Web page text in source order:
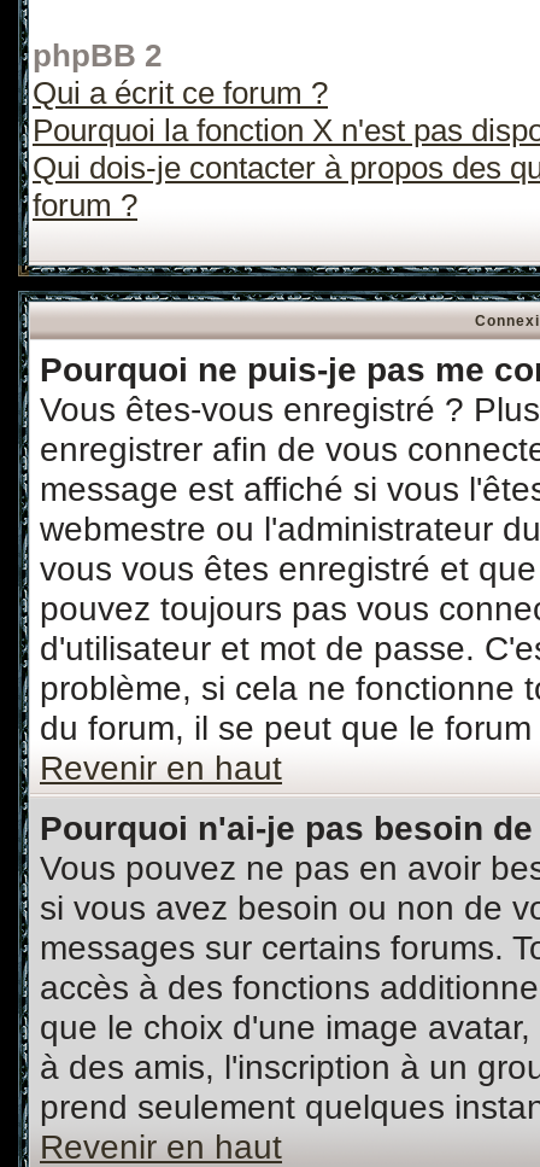
phpBB 2
Qui a écrit ce forum ?
Pourquoi la fonction X n'est pas
Qui dois-je contacter à propos des
forum ?
Pourquoi ne puis-je pas me
Vous êtes-vous enregistré ?
enregistrer afin de vous
message est affiché si vous
webmestre ou l'administrateur
vous vous êtes enregistré et
pouvez toujours pas vous
d'utilisateur et mot de passe.
problème, si cela ne fonctionne
du forum, il se peut que le
Revenir en haut
Pourquoi n'ai-je pas besoin
Vous pouvez ne pas en avoir
si vous avez besoin ou non de
messages sur certains forums.
accès à des fonctions
que le choix d'une image
à des amis, l'inscription à un
prend seulement quelques
Revenir en haut